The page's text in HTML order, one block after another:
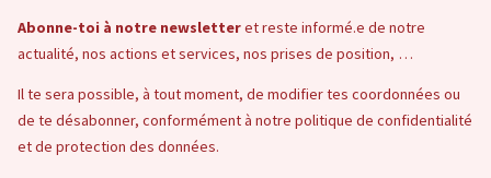
Abonne-toi à notre newsletteret reste informé.e de notre
actualité, nos actions et services, nos prises de position, …
Il te sera possible, à tout moment, de modifier tes coordonnées ou
de te désabonner, conformément à notre politique de confidentialité
et de protection des données.